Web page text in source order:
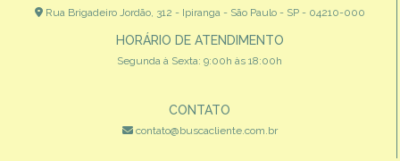
Rua Brigadeiro Jordão, 312 - Ipiranga - São Paulo - SP - 04210-000
HORÁRIO DE ATENDIMENTO
Segunda à Sexta: 9:00h às 18:00h
CONTATO
contato@buscacliente.com.br